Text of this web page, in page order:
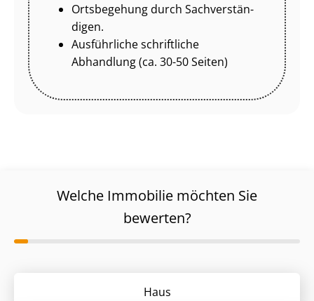
Ortsbegehung durch Sach­ver­stän­
di­gen.
Ausführliche schriftliche
Abhandlung (ca. 30-50 Seiten)
Welche Immobilie möchten Sie
bewerten?
Haus